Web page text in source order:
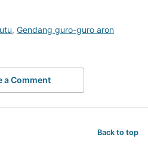
, Gendang guro-guro aron
a Comment
Back to top